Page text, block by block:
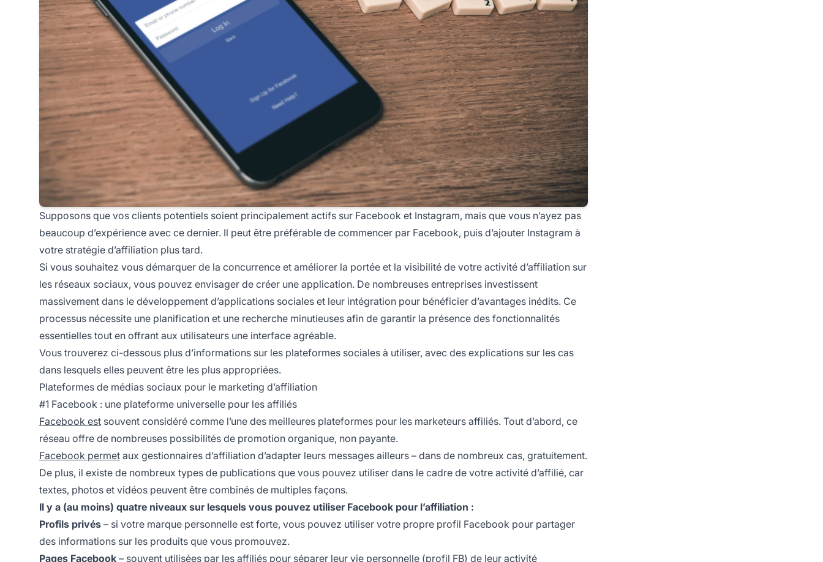
Supposons que vos clients potentiels soient principalement actifs sur Facebook et Instagram, mais que vous n’ayez pas
beaucoup d’expérience avec ce dernier. Il peut être préférable de commencer par Facebook, puis d’ajouter Instagram à
votre stratégie d’affiliation plus tard.
Si vous souhaitez vous démarquer de la concurrence et améliorer la portée et la visibilité de votre activité d’affiliation sur
les réseaux sociaux, vous pouvez envisager de créer une application. De nombreuses entreprises investissent
massivement dans le développement d’applications sociales et leur intégration pour bénéficier d’avantages inédits. Ce
processus nécessite une planification et une recherche minutieuses afin de garantir la présence des fonctionnalités
essentielles tout en offrant aux utilisateurs une interface agréable.
Vous trouverez ci-dessous plus d’informations sur les plateformes sociales à utiliser, avec des explications sur les cas
dans lesquels elles peuvent être les plus appropriées.
Plateformes de médias sociaux pour le marketing d’affiliation
#1 Facebook : une plateforme universelle pour les affiliés
Facebook est souvent considéré comme l’une des meilleures plateformes pour les marketeurs affiliés. Tout d’abord, ce
réseau offre de nombreuses possibilités de promotion organique, non payante.
Facebook permet aux gestionnaires d’affiliation d’adapter leurs messages ailleurs – dans de nombreux cas, gratuitement.
De plus, il existe de nombreux types de publications que vous pouvez utiliser dans le cadre de votre activité d’affilié, car
textes, photos et vidéos peuvent être combinés de multiples façons.
Il y a (au moins) quatre niveaux sur lesquels vous pouvez utiliser Facebook pour l’affiliation :
Profils privés – si votre marque personnelle est forte, vous pouvez utiliser votre propre profil Facebook pour partager
des informations sur les produits que vous promouvez.
Pages Facebook – souvent utilisées par les affiliés pour séparer leur vie personnelle (profil FB) de leur activité